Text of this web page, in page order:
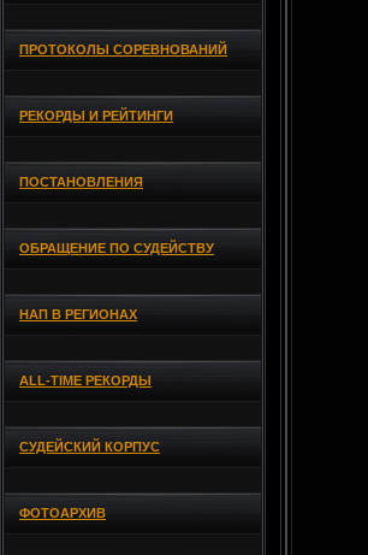
ПРОТОКОЛЫ СОРЕВНОВАНИЙ
РЕКОРДЫ И РЕЙТИНГИ
ПОСТАНОВЛЕНИЯ
ОБРАЩЕНИЕ ПО СУДЕЙСТВУ
НАП В РЕГИОНАХ
ALL-TIME РЕКОРДЫ
СУДЕЙСКИЙ КОРПУС
ФОТОАРХИВ